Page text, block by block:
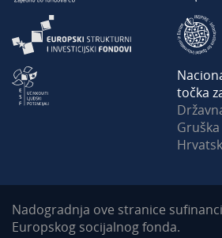
točka
Nadogradnja ove stranice
Europskog socijalnog fonda.